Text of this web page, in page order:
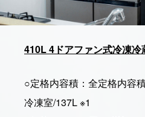
410L 4ドアファン式冷凍
○定格内容積：全定格内容
冷凍室/137L ※1